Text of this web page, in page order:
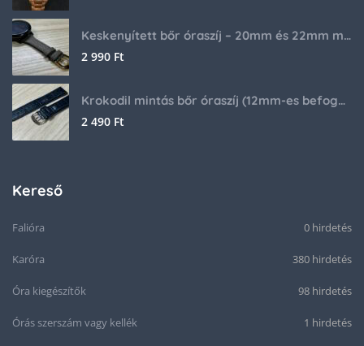
Keskenyített bőr óraszíj – 20mm és 22mm méretben
2 990 Ft
Krokodil mintás bőr óraszíj (12mm-es befogóval rendelkező órához)
2 490 Ft
Kereső
Falióra 0 hirdetés
Karóra 380 hirdetés
Óra kiegészítők 98 hirdetés
Órás szerszám vagy kellék 1 hirdetés